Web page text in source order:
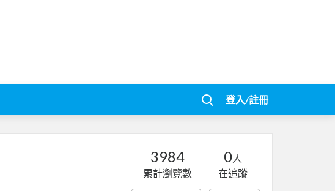
登入/註冊
3984
累計瀏覽數
0人
在追蹤